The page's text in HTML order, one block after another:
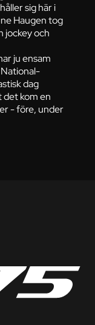
sig här i
Haugen tog
jockey och
ju ensam
dag
det kom en
- före, under